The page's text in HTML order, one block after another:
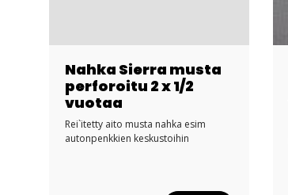
Nahka Sierra musta
perforoitu 2 x 1/2
vuotaa
Rei`itetty aito musta nahka esim
autonpenkkien keskustoihin